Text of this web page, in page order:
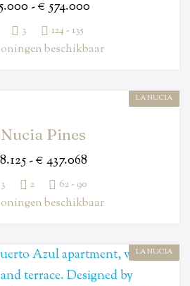
- € 574.000
3 124 - 135
beschikbaar
LA NUCIA
Pines
- € 437.068
2 62 - 90
beschikbaar
LA NUCIA